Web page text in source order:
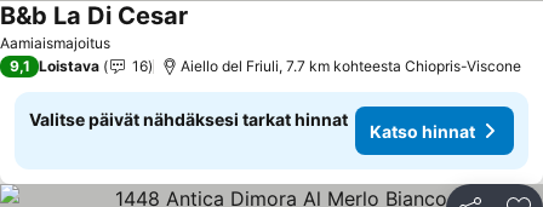
Aamiaismajoitus
B&b La Di Cesar
9,1 Loistava 16 Aiello del Friuli, 7.7 km kohteesta Chiopris-Viscone
Valitse päivät nähdäksesi tarkat hinnat
Katso hinnat